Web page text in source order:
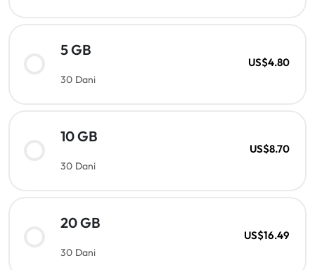
5 GB
30 Dani
US$4.80
10 GB
30 Dani
US$8.70
20 GB
30 Dani
US$16.49